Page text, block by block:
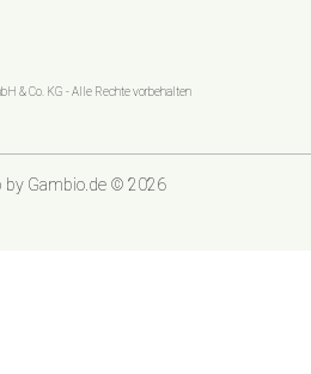
& Co. KG - Alle Rechte vorbehalten
by Gambio.de © 2026